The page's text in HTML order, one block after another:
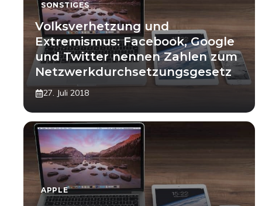
SONSTIGES
Volksverhetzung und
Extremismus: Facebook, Google
und Twitter nennen Zahlen zum
Netzwerkdurchsetzungsgesetz
27. Juli 2018
APPLE